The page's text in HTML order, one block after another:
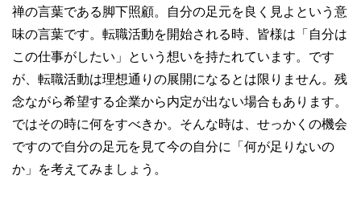
禅の言葉である脚下照顧。自分の足元を良く見よという意
味の言葉です。転職活動を開始される時、皆様は「自分は
この仕事がしたい」という想いを持たれています。です
が、転職活動は理想通りの展開になるとは限りません。残
念ながら希望する企業から内定が出ない場合もあります。
ではその時に何をすべきか。そんな時は、せっかくの機会
ですので自分の足元を見て今の自分に「何が足りないの
か」を考えてみましょう。